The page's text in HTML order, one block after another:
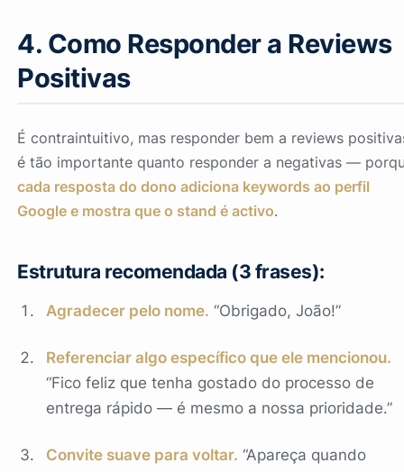
4. Como Responder a Reviews
Positivas
É contraintuitivo, mas responder bem a reviews
é tão importante quanto responder a negativas —
cada resposta do dono adiciona keywords ao perfil
Google e mostra que o stand é activo.
Estrutura recomendada (3 frases):
Agradecer pelo nome. “Obrigado, João!”
Referenciar algo específico que ele mencionou.
“Fico feliz que tenha gostado do processo de
entrega rápido — é mesmo a nossa prioridade.”
Convite suave para voltar. “Apareça quando